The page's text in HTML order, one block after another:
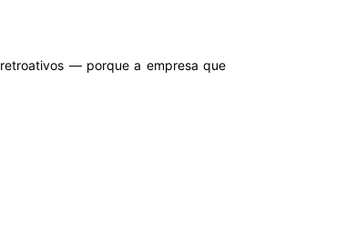
retroativos — porque a empresa que